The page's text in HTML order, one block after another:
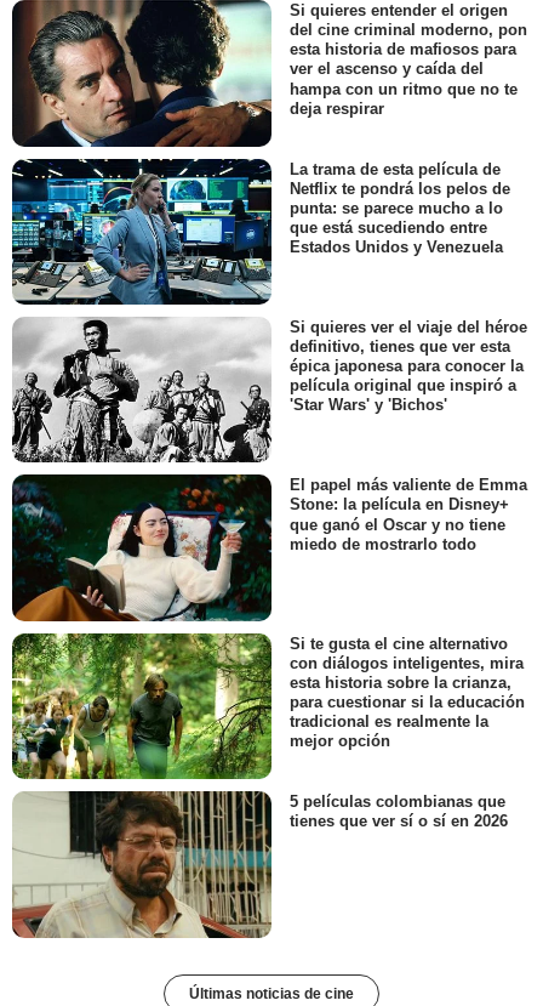
Si quieres entender el origen
del cine criminal moderno, pon
esta historia de mafiosos para
ver el ascenso y caída del
hampa con un ritmo que no te
deja respirar
La trama de esta película de
Netflix te pondrá los pelos de
punta: se parece mucho a lo
que está sucediendo entre
Estados Unidos y Venezuela
Si quieres ver el viaje del héroe
definitivo, tienes que ver esta
épica japonesa para conocer la
película original que inspiró a
'Star Wars' y 'Bichos'
El papel más valiente de Emma
Stone: la película en Disney+
que ganó el Oscar y no tiene
miedo de mostrarlo todo
Si te gusta el cine alternativo
con diálogos inteligentes, mira
esta historia sobre la crianza,
para cuestionar si la educación
tradicional es realmente la
mejor opción
5 películas colombianas que
tienes que ver sí o sí en 2026
Últimas noticias de cine